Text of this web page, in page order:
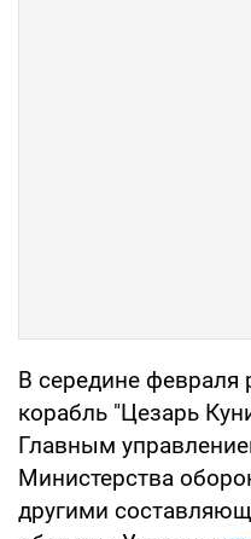
В середине февраля
корабль "Цезарь
Главным
Министерства
другими